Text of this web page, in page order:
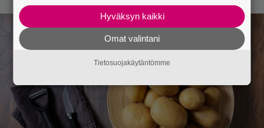
Hyväksyn kaikki
Omat valintani
Tietosuojakäytäntömme